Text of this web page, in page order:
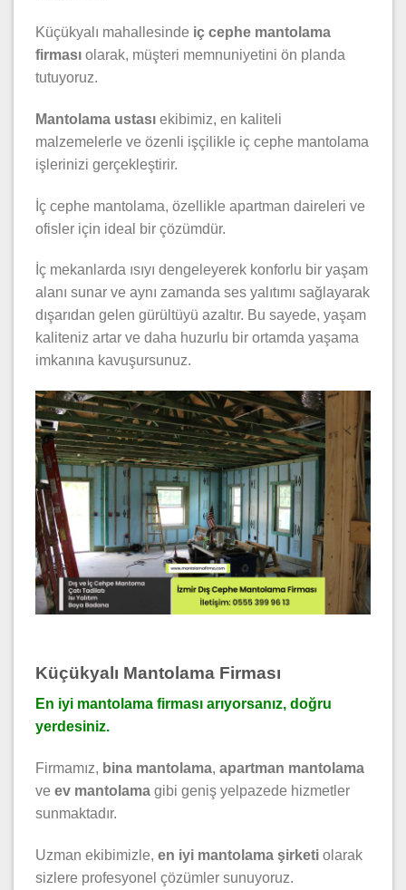
Küçükyalı mahallesinde iç cephe mantolama
firması olarak, müşteri memnuniyetini ön planda
tutuyoruz.
Mantolama ustası ekibimiz, en kaliteli
malzemelerle ve özenli işçilikle iç cephe mantolama
işlerinizi gerçekleştirir.
İç cephe mantolama, özellikle apartman daireleri ve
ofisler için ideal bir çözümdür.
İç mekanlarda ısıyı dengeleyerek konforlu bir yaşam
alanı sunar ve aynı zamanda ses yalıtımı sağlayarak
dışarıdan gelen gürültüyü azaltır. Bu sayede, yaşam
kaliteniz artar ve daha huzurlu bir ortamda yaşama
imkanına kavuşursunuz.
Küçükyalı Mantolama Firması
En iyi mantolama firması arıyorsanız, doğru
yerdesiniz.
Firmamız, bina mantolama, apartman mantolama
ve ev mantolama gibi geniş yelpazede hizmetler
sunmaktadır.
Uzman ekibimizle, en iyi mantolama şirketi olarak
sizlere profesyonel çözümler sunuyoruz.